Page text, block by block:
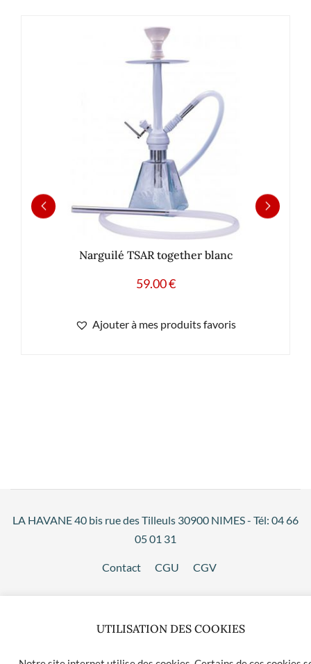
Narguilé TSAR together blanc
59.00€
Ajouter à mes produits favoris
LA HAVANE 40 bis rue des Tilleuls 30900 NIMES - Tél: 04 66
05 01 31
Contact CGU CGV
UTILISATION DES COOKIES